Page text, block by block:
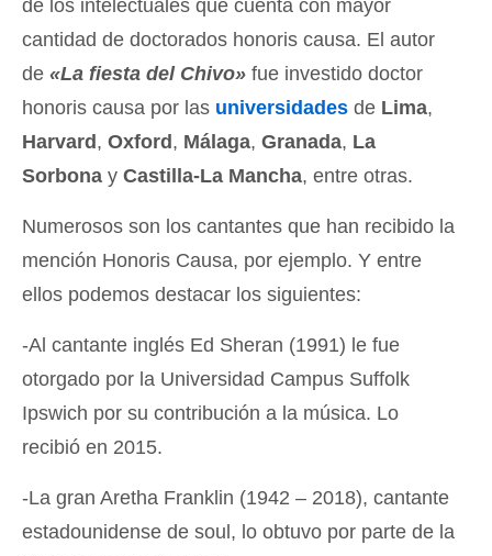
de los intelectuales que cuenta con mayor
cantidad de doctorados honoris causa. El autor
de «La fiesta del Chivo» fue investido doctor
honoris causa por las universidades de Lima,
Harvard , Oxford , Málaga, Granada, La
Sorbona y Castilla-La Mancha, entre otras.
Numerosos son los cantantes que han recibido la
mención Honoris Causa, por ejemplo. Y entre
ellos podemos destacar los siguientes:
-Al cantante inglés Ed Sheran (1991) le fue
otorgado por la Universidad Campus Suffolk
Ipswich por su contribución a la música. Lo
recibió en 2015.
-La gran Aretha Franklin (1942 – 2018), cantante
estadounidense de soul, lo obtuvo por parte de la